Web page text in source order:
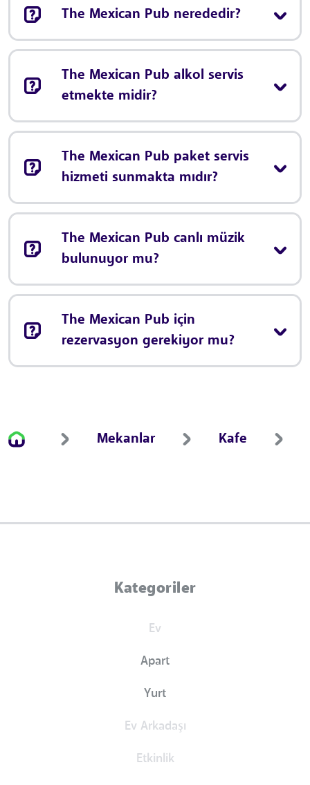
The Mexican Pub nerededir?
The Mexican Pub alkol servis
etmekte midir?
The Mexican Pub paket servis
hizmeti sunmakta mıdır?
The Mexican Pub canlı müzik
bulunuyor mu?
The Mexican Pub için
rezervasyon gerekiyor mu?
Mekanlar Kafe
Kategoriler
Ev
Apart
Yurt
Ev Arkadaşı
Etkinlik